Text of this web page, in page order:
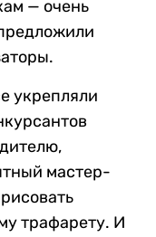
— очень
укрепляли
мастер-
трафарету. И